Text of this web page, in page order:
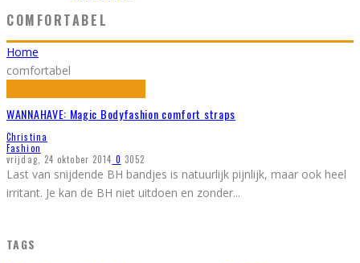
COMFORTABEL
Home
comfortabel
WANNAHAVE: Magic Bodyfashion comfort straps
Christina
Fashion
vrijdag, 24 oktober 2014 0 3052
Last van snijdende BH bandjes is natuurlijk pijnlijk, maar ook heel
irritant. Je kan de BH niet uitdoen en zonder...
TAGS